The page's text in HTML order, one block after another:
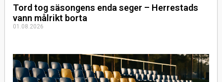
Tord tog säsongens enda seger – Herrestads
vann målrikt borta
01.08.2026